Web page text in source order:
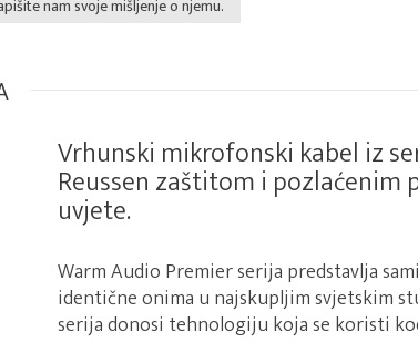
nam svoje mišljenje o njemu.
Vrhunski mikrofonski kabel iz
Reussen zaštitom i
uvjete.
Warm Audio Premier serija predstavlja
identične onima u najskupljim svjetskim
serija donosi tehnologiju koja se koristi